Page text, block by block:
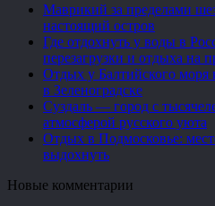
Маврикий за пределами
настоящий остров
Где отдохнуть у воды в
перезагрузки и отдыха на
Отдых у Балтийского
в Зеленоградске
Суздаль — город с
атмосферой русского уюта
Отдых в Подмосковье:
выдохнуть
Новые комментарии